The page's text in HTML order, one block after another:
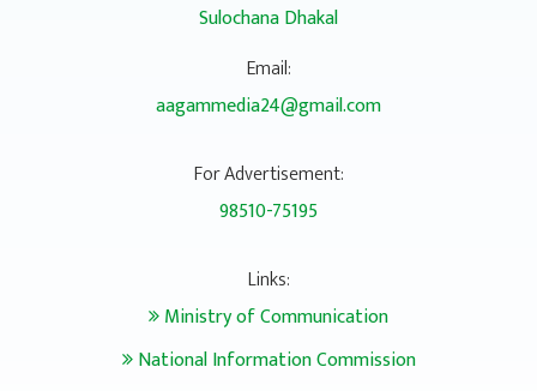
Sulochana Dhakal
Email:
aagammedia24@gmail.com
For Advertisement:
98510-75195
Links:
Ministry of Communication
National Information Commission